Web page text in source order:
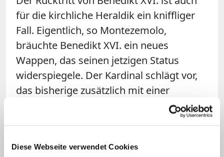
Diese Webseite verwendet Cookies
für die kirchliche Heraldik ein kniffliger
Fall. Eigentlich, so Montezemolo,
bräuchte Benedikt XVI. ein neues
Wappen, das seinen jetzigen Status
widerspiegele. Der Kardinal schlägt vor,
das bisherige zusätzlich mit einer
Bordüre zu versehen. "Brisur" lautet der
Fachbegriff für diesen kosmetischen